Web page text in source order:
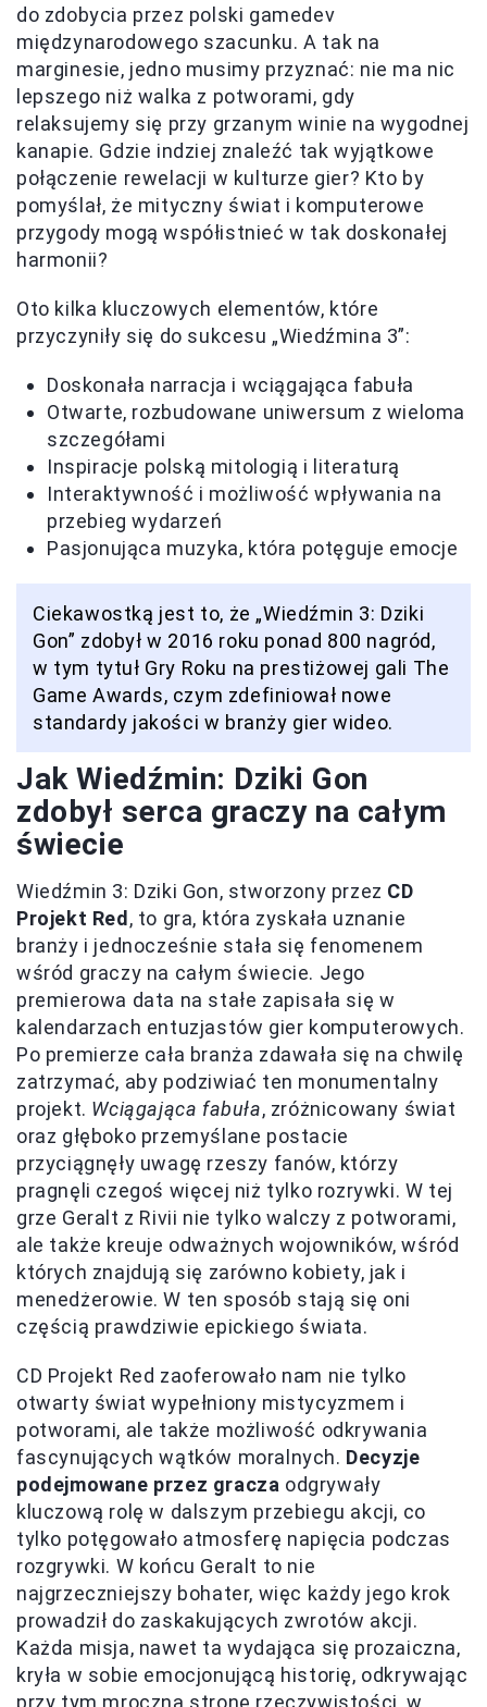
do zdobycia przez polski gamedev
międzynarodowego szacunku. A tak na
marginesie, jedno musimy przyznać: nie ma nic
lepszego niż walka z potworami, gdy
relaksujemy się przy grzanym winie na wygodnej
kanapie. Gdzie indziej znaleźć tak wyjątkowe
połączenie rewelacji w kulturze gier? Kto by
pomyślał, że mityczny świat i komputerowe
przygody mogą współistnieć w tak doskonałej
harmonii?
Oto kilka kluczowych elementów, które
przyczyniły się do sukcesu „Wiedźmina 3”:
Doskonała narracja i wciągająca fabuła
Otwarte, rozbudowane uniwersum z wieloma
szczegółami
Inspiracje polską mitologią i literaturą
Interaktywność i możliwość wpływania na
przebieg wydarzeń
Pasjonująca muzyka, która potęguje emocje
Ciekawostką jest to, że „Wiedźmin 3: Dziki
Gon” zdobył w 2016 roku ponad 800 nagród,
w tym tytuł Gry Roku na prestiżowej gali The
Game Awards, czym zdefiniował nowe
standardy jakości w branży gier wideo.
Jak Wiedźmin: Dziki Gon
zdobył serca graczy na całym
świecie
Wiedźmin 3: Dziki Gon, stworzony przez CD
Projekt Red , to gra, która zyskała uznanie
branży i jednocześnie stała się fenomenem
wśród graczy na całym świecie. Jego
premierowa data na stałe zapisała się w
kalendarzach entuzjastów gier komputerowych.
Po premierze cała branża zdawała się na chwilę
zatrzymać, aby podziwiać ten monumentalny
projekt. Wciągająca fabuła, zróżnicowany świat
oraz głęboko przemyślane postacie
przyciągnęły uwagę rzeszy fanów, którzy
pragnęli czegoś więcej niż tylko rozrywki. W tej
grze Geralt z Rivii nie tylko walczy z potworami,
ale także kreuje odważnych wojowników, wśród
których znajdują się zarówno kobiety, jak i
menedżerowie. W ten sposób stają się oni
częścią prawdziwie epickiego świata.
CD Projekt Red zaoferowało nam nie tylko
otwarty świat wypełniony mistycyzmem i
potworami, ale także możliwość odkrywania
fascynujących wątków moralnych. Decyzje
podejmowane przez gracza odgrywały
kluczową rolę w dalszym przebiegu akcji, co
tylko potęgowało atmosferę napięcia podczas
rozgrywki. W końcu Geralt to nie
najgrzeczniejszy bohater, więc każdy jego krok
prowadził do zaskakujących zwrotów akcji.
Każda misja, nawet ta wydająca się prozaiczna,
kryła w sobie emocjonującą historię, odkrywając
przy tym mroczną stronę rzeczywistości, w